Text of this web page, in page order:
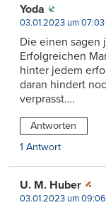
Yoda
03.01.2023 um 07:03
Die einen sagen
Erfolgreichen
hinter jedem
daran hindert
verprasst….
Antworten
1 Antwort
U. M. Huber
03.01.2023 um 09:06